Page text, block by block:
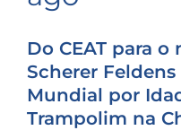
Do CEAT para
Scherer
Mundial por
Trampolim na